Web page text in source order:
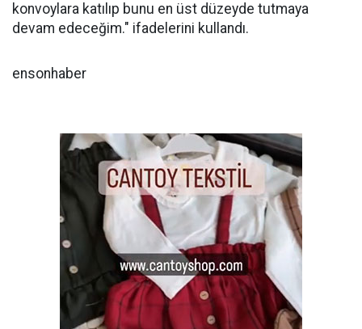
konvoylara katılıp bunu en üst düzeyde tutmaya
devam edeceğim." ifadelerini kullandı.
ensonhaber